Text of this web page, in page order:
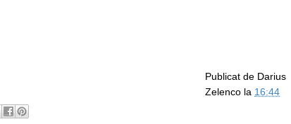
Publicat de Darius
Zelenco la 16:44